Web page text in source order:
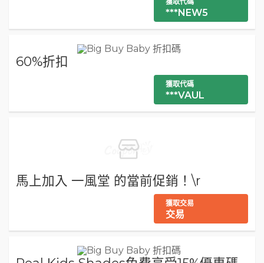
***NEW5
60%折扣
獲取代碼
***VAUL
馬上加入 一風堂 的當前促銷！\r
獲取交易
交易